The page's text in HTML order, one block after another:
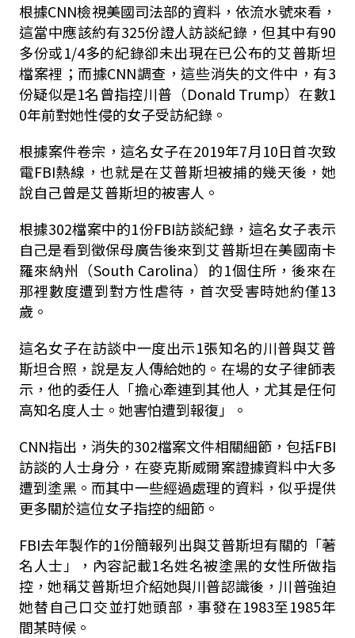
根據CNN檢視美國司法部的資料，依流水號來看，
這當中應該約有325份證人訪談紀錄，但其中有90
多份或1/4多的紀錄卻未出現在已公布的艾普斯坦
檔案裡；而據CNN調查，這些消失的文件中，有3
份疑似是1名曾指控川普（Donald Trump）在數1
0年前對她性侵的女子受訪紀錄。
根據案件卷宗，這名女子在2019年7月10日首次致
電FBI熱線，也就是在艾普斯坦被捕的幾天後，她
說自己曾是艾普斯坦的被害人。
根據302檔案中的1份FBI訪談紀錄，這名女子表示
自己是看到徵保母廣告後來到艾普斯坦在美國南卡
羅來納州（South Carolina）的1個住所，後來在
那裡數度遭到對方性虐待，首次受害時她約僅13
歲。
這名女子在訪談中一度出示1張知名的川普與艾普
斯坦合照，說是友人傳給她的。在場的女子律師表
示，他的委任人「擔心牽連到其他人，尤其是任何
高知名度人士。她害怕遭到報復」。
CNN指出，消失的302檔案文件相關細節，包括FBI
訪談的人士身分，在麥克斯威爾案證據資料中大多
遭到塗黑。而其中一些經過處理的資料，似乎提供
更多關於這位女子指控的細節。
FBI去年製作的1份簡報列出與艾普斯坦有關的「著
名人士」，內容記載1名姓名被塗黑的女性所做指
控，她稱艾普斯坦介紹她與川普認識後，川普強迫
她替自己口交並打她頭部，事發在1983至1985年
間某時候。